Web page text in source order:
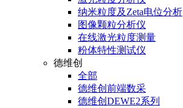
纳米粒度及Zeta电位分析
图像颗粒分析仪
在线激光粒度测量
粉体特性测试仪
德维创
全部
德维创前端数采
德维创DEWE2系列